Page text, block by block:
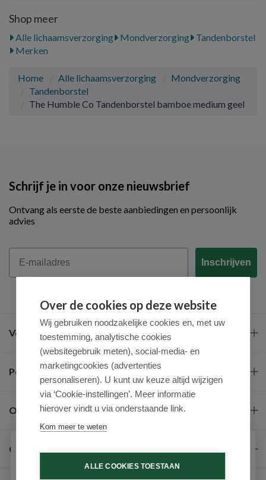
Shop meer
Alle lichaamsverzorging Mondverzorging
Tandenborstel
Merken
Home Alle lichaamsverzorging
Mondverzorging
Tandenborstel
The Humble Co Tandenborstel bamboe medium geel
Schrijf je in voor onze nieuwsbrief
Ontvang als eerste de beste aanbiedingen en persoonlijk
advies
Email
Inschrijven
Veel gestelde vragen
Populaire merken
Over ons
Contact
Over de cookies op deze website
Wij gebruiken noodzakelijke cookies en, met uw
toestemming, analytische cookies
(websitegebruik meten), social-media- en
marketingcookies (advertenties
personaliseren). U kunt uw keuze altijd wijzigen
via ‘Cookie-instellingen’. Meer informatie
hierover vindt u via onderstaande link.
Kom meer te weten
ALLE COOKIES TOESTAAN
Schrijf je in voor onze nieuwsbrief
Ontvang als eerste de beste aanbiedingen en persoonlijk